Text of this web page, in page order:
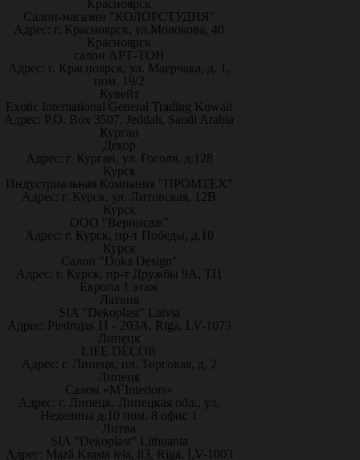
Красноярск
Салон-магазин "КОЛОРСТУДИЯ"
Адрес: г. Красноярск, ул.Молокова, 40
Красноярск
салон АРТ-ТОН
Адрес: г. Красноярск, ул. Маерчака, д. 1,
пом. 19/2
Кувейт
Exotic International General Trading Kuwait
Адрес: P.O. Box 3507, Jeddah, Saudi Arabia
Курган
Декор
Адрес: г. Курган, ул. Гоголя, д.128
Курск
Индустриальная Компания "ПРОМТЕХ"
Адрес: г. Курск, ул. Литовская, 12В
Курск
ООО "Вернисаж"
Адрес: г. Курск, пр-т Победы, д.10
Курск
Салон "Doka Design"
Адрес: г. Курск, пр-т Дружбы 9А, ТЦ
Европа 1 этаж
Латвия
SIA "Dekoplast" Latvia
Адрес: Piedrujas 11 - 203A, Riga, LV-1073
Липецк
LIFE DÉCOR
Адрес: г. Липецк, пл. Торговая, д. 2
Липецк
Салон «M`Interiors»
Адрес: г. Липецк, Липецкая обл., ул.
Неделина д.10 пом. 8 офис 1
Литва
SIA "Dekoplast" Lithuania
Адрес: Mazā Krasta iela, 83, Rīga, LV-1003